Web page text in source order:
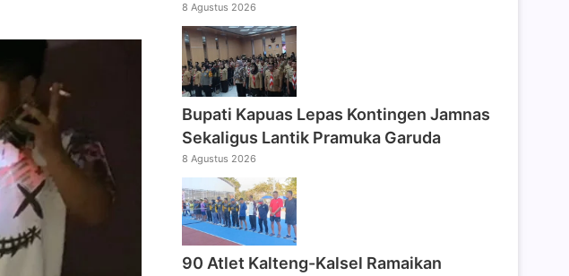
8 Agustus 2026
Bupati Kapuas Lepas Kontingen Jamnas
Sekaligus Lantik Pramuka Garuda
8 Agustus 2026
90 Atlet Kalteng-Kalsel Ramaikan